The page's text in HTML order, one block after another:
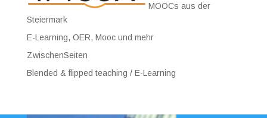
MOOCs aus der
Steiermark
E-Learning, OER, Mooc und mehr
ZwischenSeiten
Blended & flipped teaching / E-Learning